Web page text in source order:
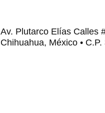
Av. Plutarco Elías Calles
Chihuahua, México •